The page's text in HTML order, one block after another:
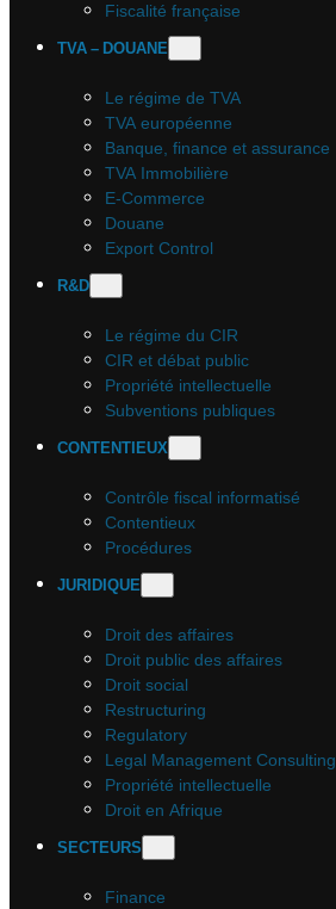
Fiscalité française
TVA – DOUANE
Le régime de TVA
TVA européenne
Banque, finance et assurance
TVA Immobilière
E-Commerce
Douane
Export Control
R&D
Le régime du CIR
CIR et débat public
Propriété intellectuelle
Subventions publiques
CONTENTIEUX
Contrôle fiscal informatisé
Contentieux
Procédures
JURIDIQUE
Droit des affaires
Droit public des affaires
Droit social
Restructuring
Regulatory
Legal Management Consulting
Propriété intellectuelle
Droit en Afrique
SECTEURS
Finance